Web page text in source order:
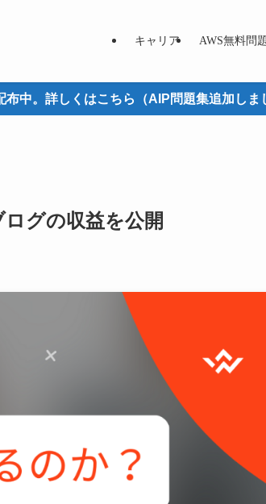
キャリア AWS無料問
布中。詳しくはこちら（AIP問題集追加しま
グの収益を公開